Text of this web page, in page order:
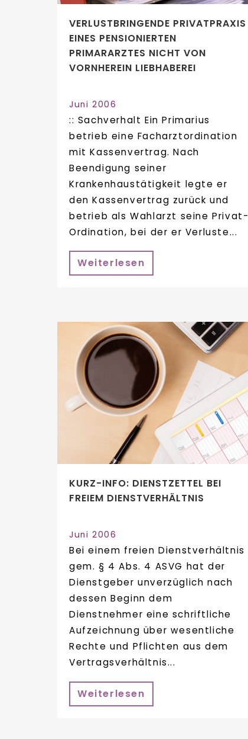
VERLUSTBRINGENDE PRIVATPRAXIS
EINES PENSIONIERTEN
PRIMARARZTES NICHT VON
VORNHEREIN LIEBHABEREI
Juni 2006
:: Sachverhalt Ein Primarius
betrieb eine Facharztordination
mit Kassenvertrag. Nach
Beendigung seiner
Krankenhaustätigkeit legte er
den Kassenvertrag zurück und
betrieb als Wahlarzt seine Privat-
Ordination, bei der er Verluste...
Weiterlesen
KURZ-INFO: DIENSTZETTEL BEI
FREIEM DIENSTVERHÄLTNIS
Juni 2006
Bei einem freien Dienstverhältnis
gem. § 4 Abs. 4 ASVG hat der
Dienstgeber unverzüglich nach
dessen Beginn dem
Dienstnehmer eine schriftliche
Aufzeichnung über wesentliche
Rechte und Pflichten aus dem
Vertragsverhältnis...
Weiterlesen